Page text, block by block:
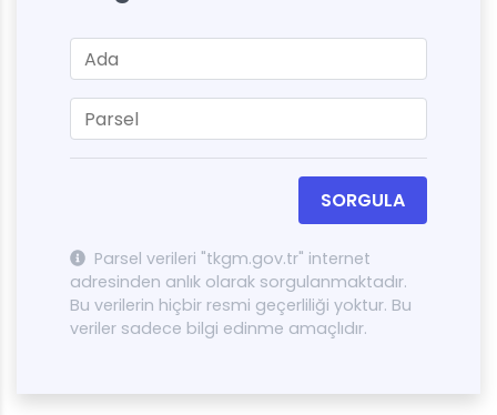
SORGULA
Parsel verileri "tkgm.gov.tr" internet
adresinden anlık olarak sorgulanmaktadır.
Bu verilerin hiçbir resmi geçerliliği yoktur. Bu
veriler sadece bilgi edinme amaçlıdır.